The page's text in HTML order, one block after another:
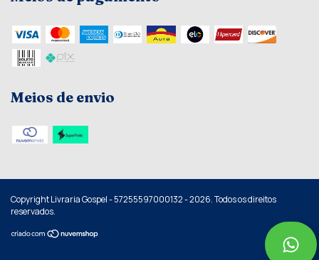
Meios de envio
Copyright Livraria Gospel - 57255597000132 - 2026. Todos os direitos
reservados.